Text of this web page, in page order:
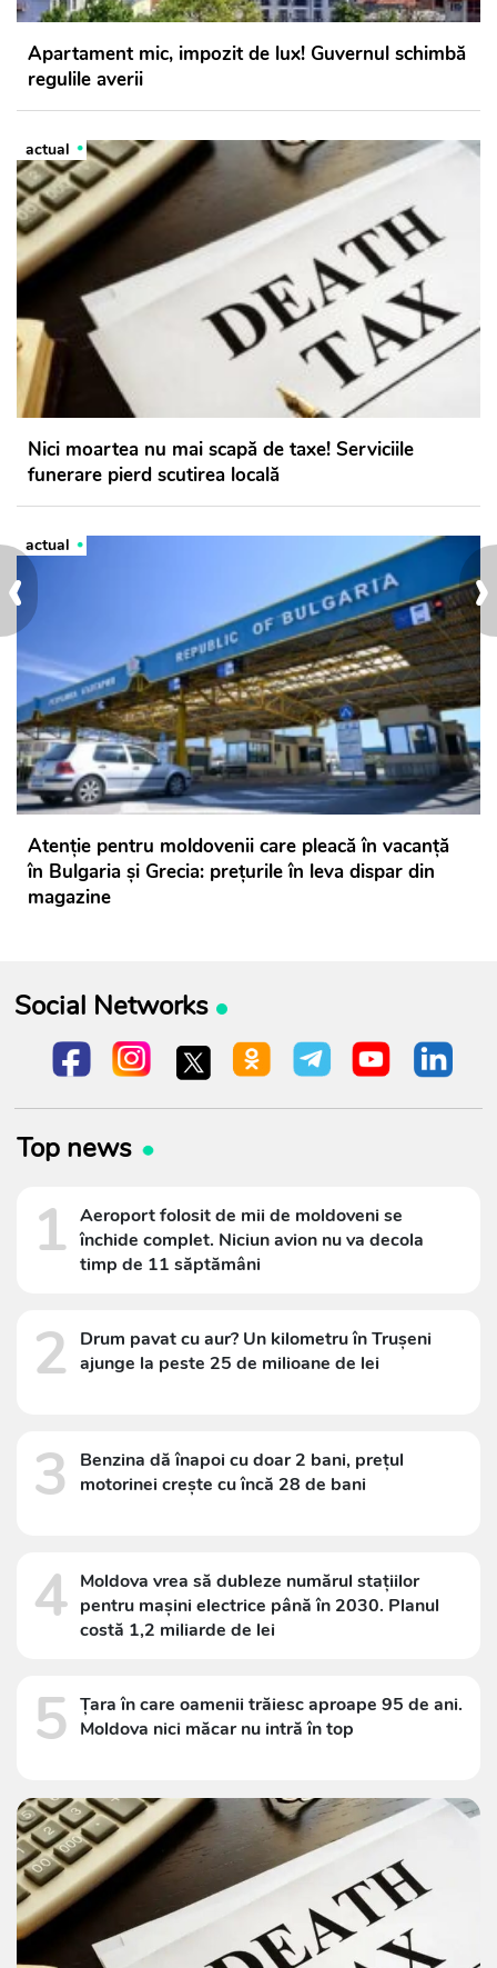
›
‹
Apartament mic, impozit de lux! Guvernul schimbă
regulile averii
actual
Nici moartea nu mai scapă de taxe! Serviciile
funerare pierd scutirea locală
actual
Atenție pentru moldovenii care pleacă în vacanță
în Bulgaria și Grecia: prețurile în leva dispar din
magazine
Social Networks
Top news
1 Aeroport folosit de mii de moldoveni se
închide complet. Niciun avion nu va decola
timp de 11 săptămâni
2
Drum pavat cu aur? Un kilometru în Trușeni
ajunge la peste 25 de milioane de lei
3
Benzina dă înapoi cu doar 2 bani, prețul
motorinei crește cu încă 28 de bani
4 Moldova vrea să dubleze numărul stațiilor
pentru mașini electrice până în 2030. Planul
costă 1,2 miliarde de lei
5 Țara în care oamenii trăiesc aproape 95 de ani.
Moldova nici măcar nu intră în top